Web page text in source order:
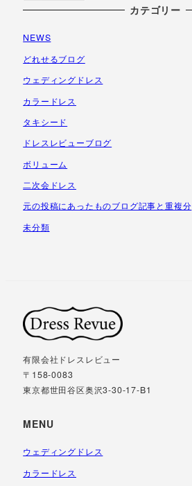
ー
イ
ブ
カテゴリー
NEWS
どれせるブログ
ウェディングドレス
カラードレス
タキシード
ドレスレビューブログ
ボリューム
二次会ドレス
元の投稿にあったものブログ記事と重複分
未分類
有限会社ドレスレビュー
〒158-0083
東京都世田谷区奥沢3-30-17-B1
MENU
ウェディングドレス
カラードレス